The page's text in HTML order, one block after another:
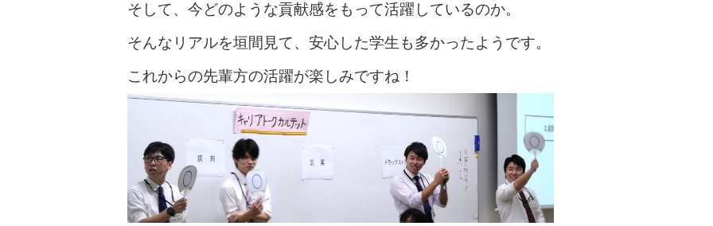
そして、今どのような貢献感をもって活躍しているのか。
そんなリアルを垣間見て、安心した学生も多かったようです。
これからの先輩方の活躍が楽しみですね！